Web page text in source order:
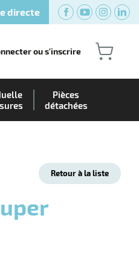
directe
ou s'inscrire
Pièces
détachées
Retour à la liste